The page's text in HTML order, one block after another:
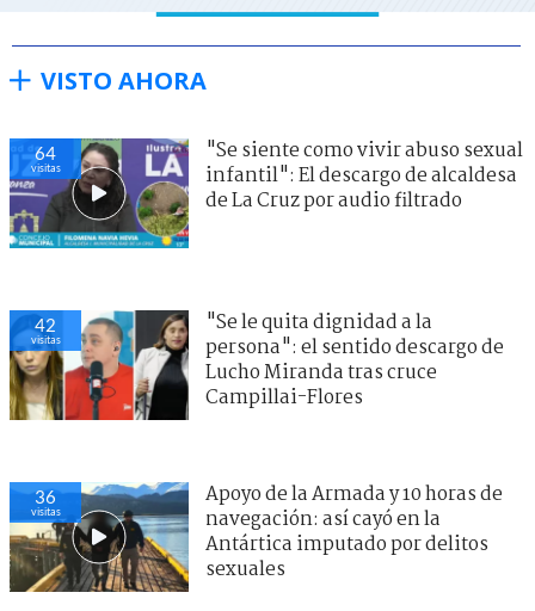
VISTO AHORA
64
visitas
"Se siente como vivir abuso sexual
infantil": El descargo de alcaldesa
de La Cruz por audio filtrado
42
visitas
"Se le quita dignidad a la
persona": el sentido descargo de
Lucho Miranda tras cruce
Campillai-Flores
36
visitas
Apoyo de la Armada y 10 horas de
navegación: así cayó en la
Antártica imputado por delitos
sexuales